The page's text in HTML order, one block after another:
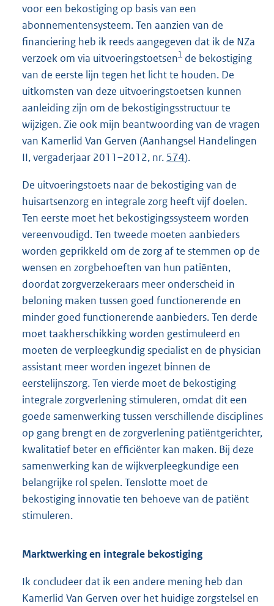
voor een bekostiging op basis van een
abonnementensysteem. Ten aanzien van de
financiering heb ik reeds aangegeven dat ik de NZa
verzoek om via uitvoeringstoetsen1 de bekostiging
van de eerste lijn tegen het licht te houden. De
uitkomsten van deze uitvoeringstoetsen kunnen
aanleiding zijn om de bekostigingsstructuur te
wijzigen. Zie ook mijn beantwoording van de vragen
van Kamerlid Van Gerven (Aanhangsel Handelingen
II, vergaderjaar 2011–2012, nr. 574).
De uitvoeringstoets naar de bekostiging van de
huisartsenzorg en integrale zorg heeft vijf doelen.
Ten eerste moet het bekostigingssysteem worden
vereenvoudigd. Ten tweede moeten aanbieders
worden geprikkeld om de zorg af te stemmen op de
wensen en zorgbehoeften van hun patiënten,
doordat zorgverzekeraars meer onderscheid in
beloning maken tussen goed functionerende en
minder goed functionerende aanbieders. Ten derde
moet taakherschikking worden gestimuleerd en
moeten de verpleegkundig specialist en de physician
assistant meer worden ingezet binnen de
eerstelijnszorg. Ten vierde moet de bekostiging
integrale zorgverlening stimuleren, omdat dit een
goede samenwerking tussen verschillende disciplines
op gang brengt en de zorgverlening patiëntgerichter,
kwalitatief beter en efficiënter kan maken. Bij deze
samenwerking kan de wijkverpleegkundige een
belangrijke rol spelen. Tenslotte moet de
bekostiging innovatie ten behoeve van de patiënt
stimuleren.
Marktwerking en integrale bekostiging
Ik concludeer dat ik een andere mening heb dan
Kamerlid Van Gerven over het huidige zorgstelsel en